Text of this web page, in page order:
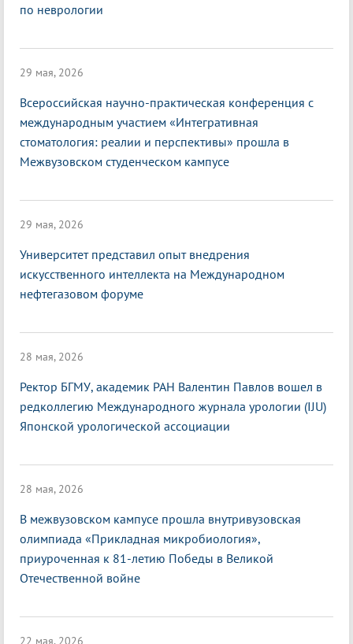
по неврологии
29 мая, 2026
Всероссийская научно-практическая конференция с
международным участием «Интегративная
стоматология: реалии и перспективы» прошла в
Межвузовском студенческом кампусе
29 мая, 2026
Университет представил опыт внедрения
искусственного интеллекта на Международном
нефтегазовом форуме
28 мая, 2026
Ректор БГМУ, академик РАН Валентин Павлов вошел в
редколлегию Международного журнала урологии (IJU)
Японской урологической ассоциации
28 мая, 2026
В межвузовском кампусе прошла внутривузовская
олимпиада «Прикладная микробиология»,
приуроченная к 81-летию Победы в Великой
Отечественной войне
22 мая, 2026